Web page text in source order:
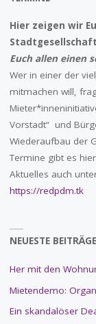
Hier zeigen wir
Euch allen einen
Wer in einer der
mitmachen will,
Vorstadt“ und
Wiederaufbau der
Termine gibt es
Aktuelles auch
https://redpdm.tk
NEUESTE BEITRÄGE
Her mit den
Mietendemo:
Ein skandalöser